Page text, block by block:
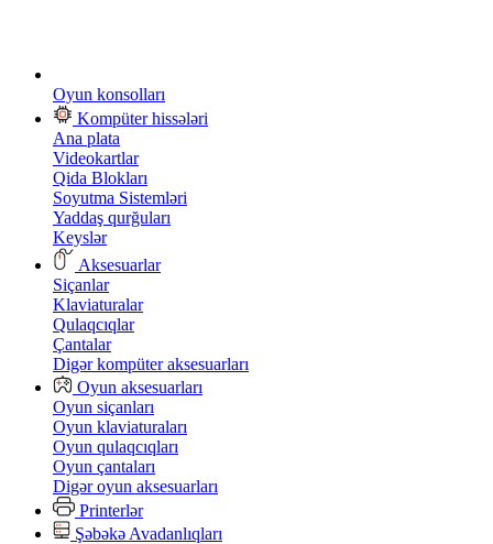
Oyun konsolları
Kompüter hissələri
Ana plata
Videokartlar
Qida Blokları
Soyutma Sistemləri
Yaddaş qurğuları
Keyslər
Aksesuarlar
Siçanlar
Klaviaturalar
Qulaqcıqlar
Çantalar
Digər kompüter aksesuarları
Oyun aksesuarları
Oyun siçanları
Oyun klaviaturaları
Oyun qulaqcıqları
Oyun çantaları
Digər oyun aksesuarları
Printerlər
Şəbəkə Avadanlıqları